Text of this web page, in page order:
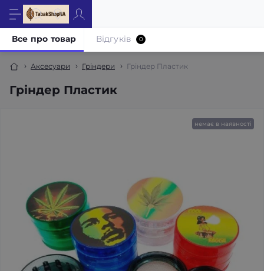
Аксесуари Гріндери Гріндер Пластик
Гріндер Пластик
Все про товар Відгуків 0
немає в наявності